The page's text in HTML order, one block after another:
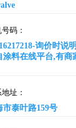
码：
询价时说
涂料在线平台,有商
址：
市泰叶路159号